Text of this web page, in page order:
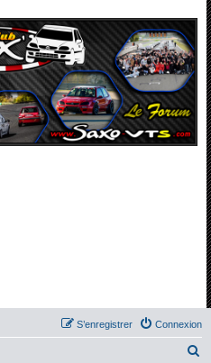
Connexion
S’enregistrer